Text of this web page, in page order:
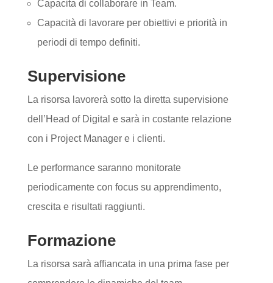
Capacita di collaborare in Team.
Capacità di lavorare per obiettivi e priorità in
periodi di tempo definiti.
Supervisione
La risorsa lavorerà sotto la diretta supervisione
dell’Head of Digital e sarà in costante relazione
con i Project Manager e i clienti.
Le performance saranno monitorate
periodicamente con focus su apprendimento,
crescita e risultati raggiunti.
Formazione
La risorsa sarà affiancata in una prima fase per